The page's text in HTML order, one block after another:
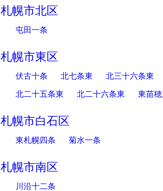
札幌市北区
屯田一条
札幌市東区
伏古十条 北七条東 北三十六条東
北二十五条東 北二十六条東 東苗
札幌市白石区
東札幌四条 菊水一条
札幌市南区
川沿十二条